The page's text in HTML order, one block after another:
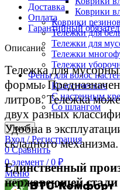
Коврики
Коврики
Тележки для
Тележки для
Тележки
Тележки
Фены для волос
Классические
С настенным
Со шлангом
Поиск
Вход / Регистрация
0 Сравнить
0элемент / 0 ₽
Меню
Доставка
Оплата
Гарантийный
Описание
Тележка для
формы.
литров. Тележка
двух разных
Удобна в
складного механизма.
Единственный
нержавеющей